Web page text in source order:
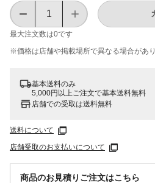
最大注文数は0です
※価格は​店舗や​掲載場所で​異なる​場合が​あり
基本送料のみ
5,000円以上ご注文で基本送料無料
店舗での受取は送料無料
送料について
店舗受取のお支払いについて
商品のお見積りご注文はこちら